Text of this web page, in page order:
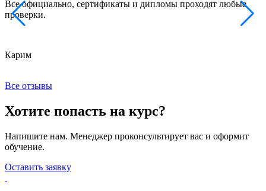
Все официально, сертификаты и дипломы проходят любые
проверки.
Карим
Все отзывы
Хотите попасть на курс?
Напишите нам. Менеджер проконсультирует вас и оформит
обучение.
Оставить заявку